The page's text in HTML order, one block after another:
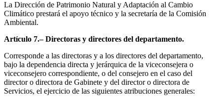
La Dirección de Patrimonio Natural y Adaptación al Cambio
Climático prestará el apoyo técnico y la secretaría de la Comisión
Ambiental.
Artículo 7.– Directoras y directores del departamento.
Corresponde a las directoras y a los directores del departamento,
bajo la dependencia directa y jerárquica de la viceconsejera o
viceconsejero correspondiente, o del consejero en el caso del
director o directora de Gabinete y del director o directora de
Servicios, el ejercicio de las siguientes atribuciones generales: